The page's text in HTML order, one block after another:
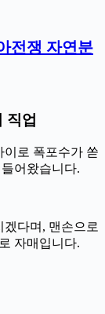
전쟁 자연분
직업
이로 폭포수가 쏟
어왔습니다.
다며, 맨손으로
자매입니다.